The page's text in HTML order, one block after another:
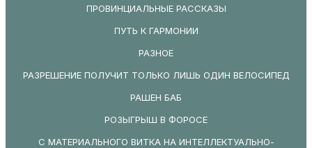
ПРОВИНЦИАЛЬНЫЕ РАССКАЗЫ
ПУТЬ К ГАРМОНИИ
РАЗНОЕ
РАЗРЕШЕНИЕ ПОЛУЧИТ ТОЛЬКО ЛИШЬ ОДИН ВЕЛОСИПЕД
РАШЕН БАБ
РОЗЫГРЫШ В ФОРОСЕ
С МАТЕРИАЛЬНОГО ВИТКА НА ИНТЕЛЛЕКТУАЛЬНО-